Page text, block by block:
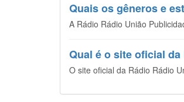
Quais os gêneros e
A Rádio Rádio União
Qual é o site oficial
O site oficial da Rádio Rádio